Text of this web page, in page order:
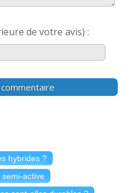
de votre avis) :
hybrides ?
semi-active